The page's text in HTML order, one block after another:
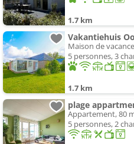
1.7 km
Vakantiehuis
Maison de
5 personnes, 3
1.7 km
Appartement, 80
5 personnes, 2